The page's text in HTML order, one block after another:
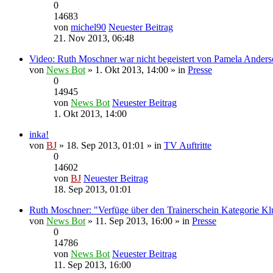
0
14683
von michel90 Neuester Beitrag
21. Nov 2013, 06:48
Video: Ruth Moschner war nicht begeistert von Pamela
von News Bot » 1. Okt 2013, 14:00 » in Presse
0
14945
von News Bot Neuester Beitrag
1. Okt 2013, 14:00
inka!
von BJ » 18. Sep 2013, 01:01 » in TV Auftritte
0
14602
von BJ Neuester Beitrag
18. Sep 2013, 01:01
Ruth Moschner: "Verfüge über den Trainerschein Kategorie
von News Bot » 11. Sep 2013, 16:00 » in Presse
0
14786
von News Bot Neuester Beitrag
11. Sep 2013, 16:00